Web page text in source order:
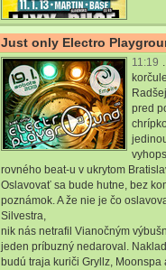
Just only Electro
11:19
pred
rovného beat-u v ukrytom
Oslavovať sa bude hutne, bez
poznámok. A že nie je čo
Silvestra,
nik nás netrafil Vianočným
jeden príbuzný nedaroval.
budú traja kuriči Gryllz,